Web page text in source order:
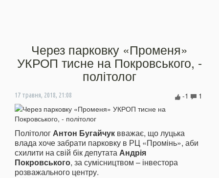
Через парковку «Променя»
УКРОП тисне на Покровського, -
політолог
17 травня, 2018, 21:08 1
-1
ПолітологАнтон Бугайчук вважає, що луцька
влада хоче забрати парковку в РЦ «Промінь», аби
схилити на свій бік депутатаАндрія
Покровського, за сумісництвом – інвестора
розважального центру.